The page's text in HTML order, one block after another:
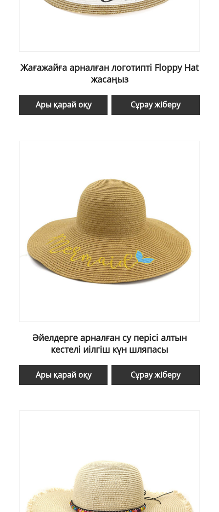
Жағажайға арналған логотипті Floppy Hat
жасаңыз
Ары қарай оқу Сұрау жіберу
Әйелдерге арналған су перісі алтын
кестелі иілгіш күн шляпасы
Ары қарай оқу Сұрау жіберу